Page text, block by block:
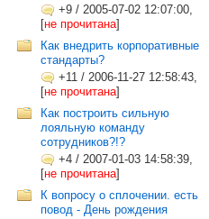
+9 / 2005-07-02 12:07:00,
[не прочитана]
Как внедрить корпоративные
стандарты?
+11 / 2006-11-27 12:58:43,
[не прочитана]
Как построить сильную
лояльную команду
сотрудников?!?
+4 / 2007-01-03 14:58:39,
[не прочитана]
К вопросу о сплочении. есть
повод - День рождения